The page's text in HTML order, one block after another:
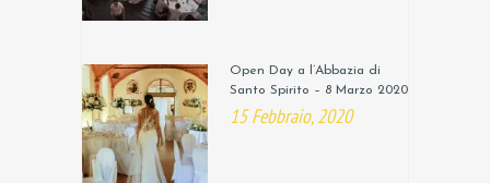
Open Day a l’Abbazia di
Santo Spirito – 8 Marzo 2020
15 Febbraio, 2020